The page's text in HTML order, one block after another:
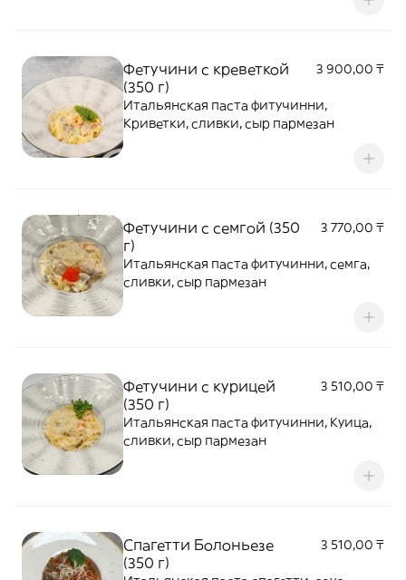
Фетучини с креветкой
(350 г)
3 900,00 ₸
Итальянская паста фитучинни,
Криветки, сливки, сыр пармезан
Фетучини с семгой (350
г)
3 770,00 ₸
Итальянская паста фитучинни, семга,
сливки, сыр пармезан
Фетучини с курицей
(350 г)
3 510,00 ₸
Итальянская паста фитучинни, Куица,
сливки, сыр пармезан
Спагетти Болоньезе
(350 г)
3 510,00 ₸